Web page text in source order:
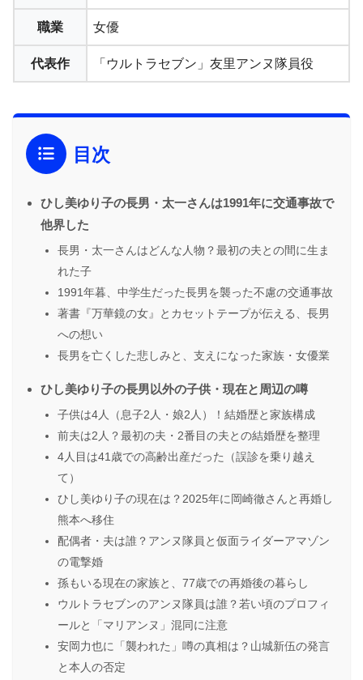
職業 女優
代表作 「ウルトラセブン」友里アンヌ隊員役
目次
ひし美ゆり子の長男・太一さんは1991年に交通事故で
他界した
長男・太一さんはどんな人物？最初の夫との間に生ま
れた子
1991年暮、中学生だった長男を襲った不慮の交通事故
著書『万華鏡の女』とカセットテープが伝える、長男
への想い
長男を亡くした悲しみと、支えになった家族・女優業
ひし美ゆり子の長男以外の子供・現在と周辺の噂
子供は4人（息子2人・娘2人）！結婚歴と家族構成
前夫は2人？最初の夫・2番目の夫との結婚歴を整理
4人目は41歳での高齢出産だった（誤診を乗り越え
て）
ひし美ゆり子の現在は？2025年に岡崎徹さんと再婚し
熊本へ移住
配偶者・夫は誰？アンヌ隊員と仮面ライダーアマゾン
の電撃婚
孫もいる現在の家族と、77歳での再婚後の暮らし
ウルトラセブンのアンヌ隊員は誰？若い頃のプロフィ
ールと「マリアンヌ」混同に注意
安岡力也に「襲われた」噂の真相は？山城新伍の発言
と本人の否定